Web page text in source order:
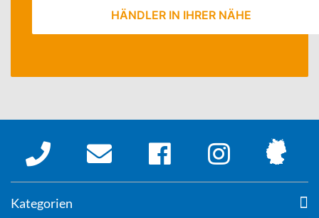
HÄNDLER IN IHRER NÄHE
Kategorien